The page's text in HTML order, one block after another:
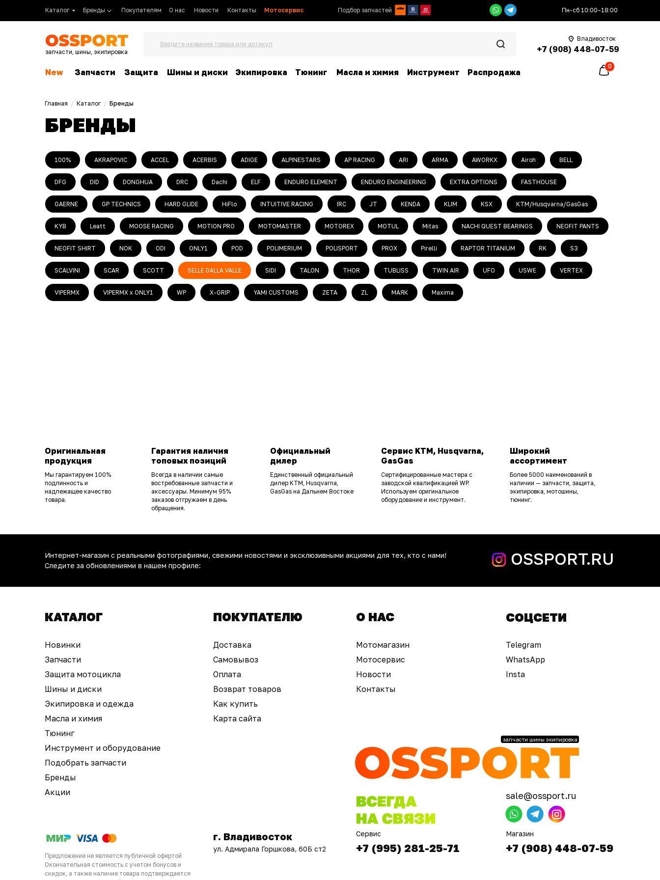
+7 (908) 448-07-59
0
Владивосток
Подбор запчастей Пн-сб 10:00–18:00
Каталог Контакты
Новости Мотосервис
Бренды Покупателям О нас
Введите название товара или артикул
Защита
Запчасти
New Масла и химия Инструмент Распродажа
Шины и диски Экипировка Тюнинг
запчасти, шины, экипировка
Главная / Каталог/ Бренды
БРЕНДЫ
100% AKRAPOVIC ACCEL ACERBIS ADIGE ALPINESTARS AP RACING ARI ARMA AWORKX Airoh BELL
DFG DID DONGHUA DRC Dachi ELF ENDURO ELEMENT ENDURO ENGINEERING EXTRA OPTIONS FASTHOUSE
GAERNE GP TECHNICS HARD GLIDE HiFlo INTUITIVE RACING IRC JT KENDA KLIM KSX KTM/Husqvarna/GasGas
KYB Leatt MOOSE RACING MOTION PRO MOTOMASTER MOTOREX MOTUL Mitas NACHI QUEST BEARINGS NEOFIT PANTS
NEOFIT SHIRT NOK ODI ONLY1 POD POLIMERIUM POLISPORT PROX Pirelli RAPTOR TITANIUM RK S3
SCALVINI SCAR SCOTT SELLE DALLA VALLE SIDI TALON THOR TUBLISS TWIN AIR UFO USWE VERTEX
VIPERMX VIPERMX x ONLY1 WP X-GRIP YAMI CUSTOMS ZETA ZL МАЯК Maxima
Широкий
ассортимент
Более 5000 наименований в
наличии — запчасти, защита,
экипировка, мотошины,
тюнинг.
Оригинальная
продукция
Мы гарантируем 100%
подлинность и
надлежащее качество
товара.
Единственный официальный
дилер KTM, Husqvarna,
GasGas на Дальнем Востоке
Официальный
дилер
Сертифицированные мастера с
заводской квалификацией WP.
Используем оригинальное
оборудование и инструмент.
Сервис KTM, Husqvarna,
GasGas
Всегда в наличии самые
востребованные запчасти и
аксессуары. Минимум 95%
заказов отгружаем в день
обращения.
Гарантия наличия
топовых позиций
OSSPORT.RU
Интернет-магазин с реальными фотографиями, свежими новостями и эксклюзивными акциями для тех, кто с нами!
Следите за обновлениями в нашем профиле:
О НАС СОЦСЕТИ
Акции
Бренды
Инструмент и оборудование
Подобрать запчасти
Тюнинг
Запчасти
Шины и диски
Защита мотоцикла
Экипировка и одежда
Масла и химия
Новинки
Доставка
Самовывоз
Возврат товаров
Оплата
Как купить
Карта сайта
Мотомагазин
Мотосервис
Новости
Контакты
Telegram
WhatsApp
Insta
КАТАЛОГ ПОКУПАТЕЛЮ
+7 (908) 448-07-59
Магазин
+7 (995) 281-25-71
Сервис
г. Владивосток
ул. Адмирала Горшкова, 60Б ст2
sale@ossport.ru
Предложение не является публичной офертой
Окончательная стоимость с учетом бонусов и
скидок, а также наличие товара подтверждается
запчасти шины экипировка